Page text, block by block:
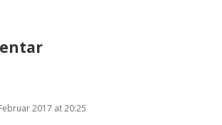
2017 at 20:25